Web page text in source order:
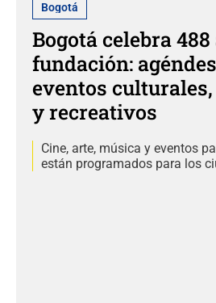
Bogotá
Bogotá celebra
fundación:
eventos
y recreativos
Cine, arte, música y eventos
están programados para los